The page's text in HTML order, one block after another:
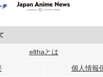
を使用して、ユーザーに合わせたコ
elthaとは
個人情報